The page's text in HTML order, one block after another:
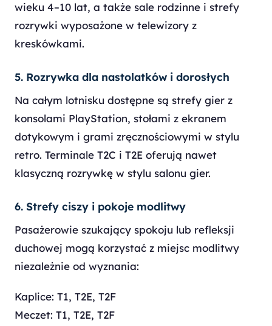
wieku 4–10 lat, a także sale rodzinne i strefy
rozrywki wyposażone w telewizory z
kreskówkami.
5. Rozrywka dla nastolatków i dorosłych
Na całym lotnisku dostępne są strefy gier z
konsolami PlayStation, stołami z ekranem
dotykowym i grami zręcznościowymi w stylu
retro. Terminale T2C i T2E oferują nawet
klasyczną rozrywkę w stylu salonu gier.
6. Strefy ciszy i pokoje modlitwy
Pasażerowie szukający spokoju lub refleksji
duchowej mogą korzystać z miejsc modlitwy
niezależnie od wyznania:
Kaplice: T1, T2E, T2F
Meczet: T1, T2E, T2F